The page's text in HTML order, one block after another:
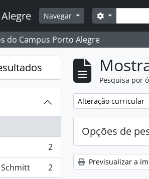
Navegar Pesquisar
Opções de
do Campus Porto Alegre
2
2
Pesquisa por
Remover filtro:
Alteração curricular
Opções de
Previsualizar a